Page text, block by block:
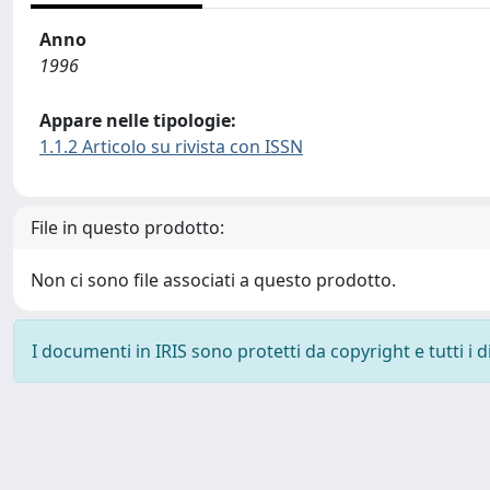
Anno
1996
Appare nelle tipologie:
1.1.2 Articolo su rivista con ISSN
File in questo prodotto:
Non ci sono file associati a questo prodotto.
I documenti in IRIS sono protetti da copyright e tutti i